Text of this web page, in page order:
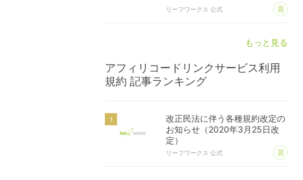
リーフワークス 公式 あ
もっと見る
アフィリコードリンクサービス利用
規約 記事ランキング
改正民法に伴う各種規約改定の
お知らせ（2020年3月25日改
定）
リーフワークス 公式 あ